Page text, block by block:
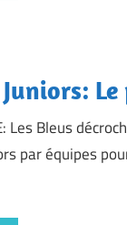
Les Bleus
par équipes